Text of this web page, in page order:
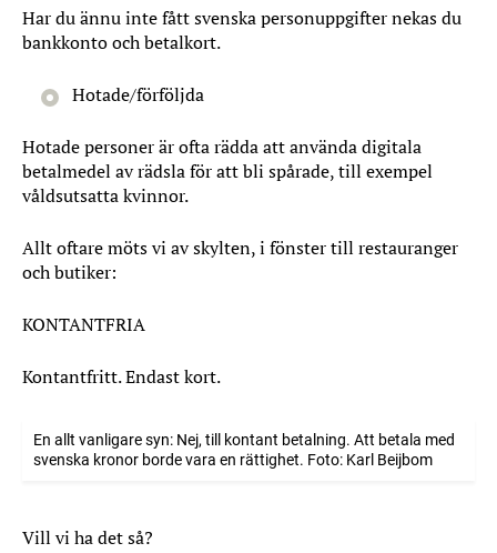
Har du ännu inte fått svenska personuppgifter nekas du
bankkonto och betalkort.
Hotade/förföljda
Hotade personer är ofta rädda att använda digitala
betalmedel av rädsla för att bli spårade, till exempel
våldsutsatta kvinnor.
Allt oftare möts vi av skylten, i fönster till restauranger
och butiker:
KONTANTFRIA
Kontantfritt. Endast kort.
En allt vanligare syn: Nej, till kontant betalning. Att betala med
svenska kronor borde vara en rättighet. Foto: Karl Beijbom
Vill vi ha det så?